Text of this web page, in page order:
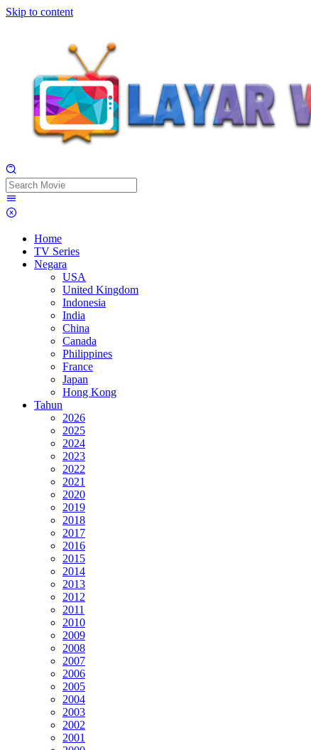
Skip to content
Home
TV Series
Negara
USA
United Kingdom
Indonesia
India
China
Canada
Philippines
France
Japan
Hong Kong
Tahun
2026
2025
2024
2023
2022
2021
2020
2019
2018
2017
2016
2015
2014
2013
2012
2011
2010
2009
2008
2007
2006
2005
2004
2003
2002
2001